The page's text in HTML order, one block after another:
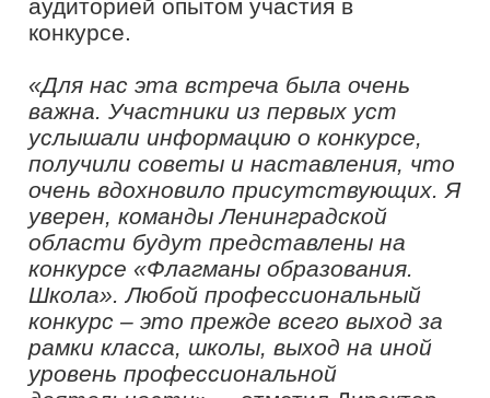
Призеры получат возможность заявить
о себе, проверить свои знания,
стажировки, войти в кадровый резерв,
посоревноваться с управленческими
командами школ из всех регионов
страны, а также получить подарки от
партнеров конкурса.
В конкурсе нет ограничений:
участвовать в нем могут как опытные
сотрудники образовательных
организаций, так и имеющие
небольшой стаж.
Профессиональный Всероссийский
конкурс «Флагманы образования»
реализуется в рамках федерального